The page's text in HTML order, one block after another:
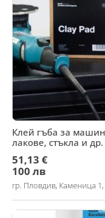
Клей гъба за
лакове, стъкла и
51,13 €
100 лв
гр. Пловдив, Каменица 1,